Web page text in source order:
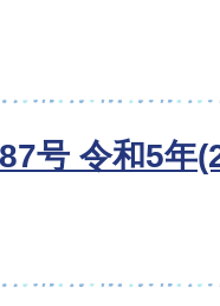
号 令和5年